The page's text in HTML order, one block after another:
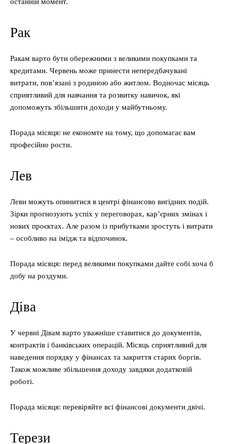
останній момент.
Рак
Ракам варто бути обережними з великими покупками та
кредитами. Червень може принести непередбачувані
витрати, пов’язані з родиною або житлом. Водночас місяць
сприятливий для навчання та розвитку навичок, які
допоможуть збільшити доходи у майбутньому.
Порада місяця: не економте на тому, що допомагає вам
професійно рости.
Лев
Леви можуть опинитися в центрі фінансово вигідних подій.
Зірки прогнозують успіх у переговорах, кар’єрних змінах і
нових проєктах. Але разом із прибутками зростуть і витрати
– особливо на імідж та відпочинок.
Порада місяця: перед великими покупками дайте собі хоча б
добу на роздуми.
Діва
У червні Дівам варто уважніше ставитися до документів,
контрактів і банківських операцій. Місяць сприятливий для
наведення порядку у фінансах та закриття старих боргів.
Також можливе збільшення доходу завдяки додатковій
роботі.
Порада місяця: перевіряйте всі фінансові документи двічі.
Терези